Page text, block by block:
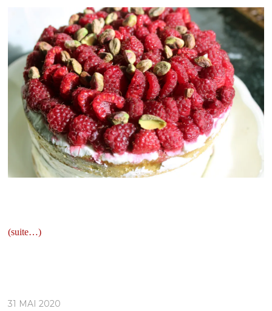
(suite…)
31 MAI 2020